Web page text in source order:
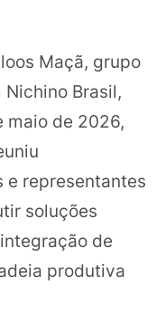
Maçã, grupo
Brasil,
maio de 2026,
e representantes
soluções
de
produtiva